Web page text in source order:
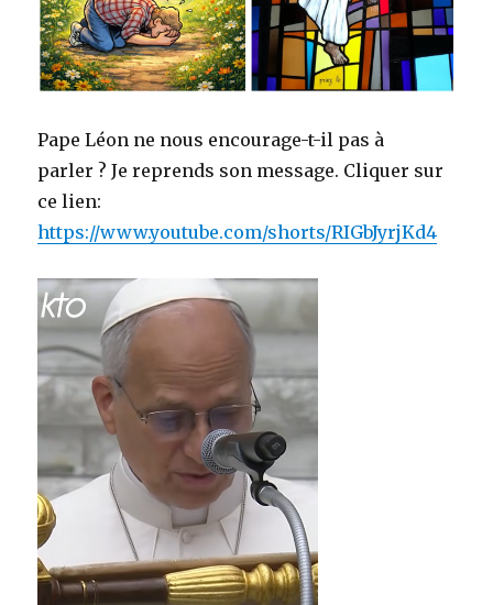
Pape Léon ne nous encourage-t-il pas à
parler ? Je reprends son message. Cliquer sur
ce lien:
https://www.youtube.com/shorts/RIGbJyrjKd4